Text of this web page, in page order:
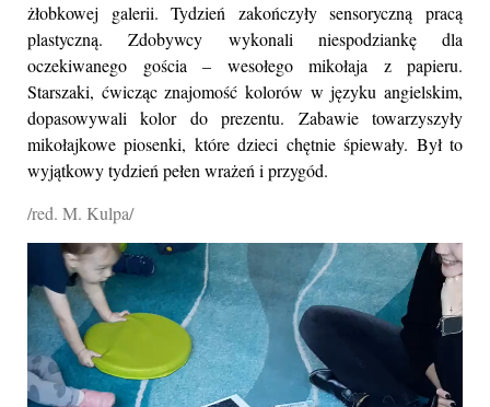
żłobkowej galerii. Tydzień zakończyły sensoryczną pracą
plastyczną. Zdobywcy wykonali niespodziankę dla
oczekiwanego gościa – wesołego mikołaja z papieru.
Starszaki, ćwicząc znajomość kolorów w języku angielskim,
dopasowywali kolor do prezentu. Zabawie towarzyszyły
mikołajkowe piosenki, które dzieci chętnie śpiewały. Był to
wyjątkowy tydzień pełen wrażeń i przygód.
/red. M. Kulpa/
Odtwarzacz
video